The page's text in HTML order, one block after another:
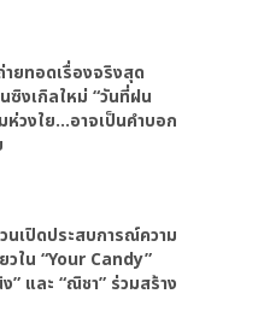
ยทอดเรื่องจริงสุด
ซิงเกิลใหม่ “วันที่ฝน
ห่วงใย…อาจเป็นคำบอก
นเปิดประสบการณ์ความ
วใน “Your Candy”
” และ “ณิชา” ร่วมสร้าง